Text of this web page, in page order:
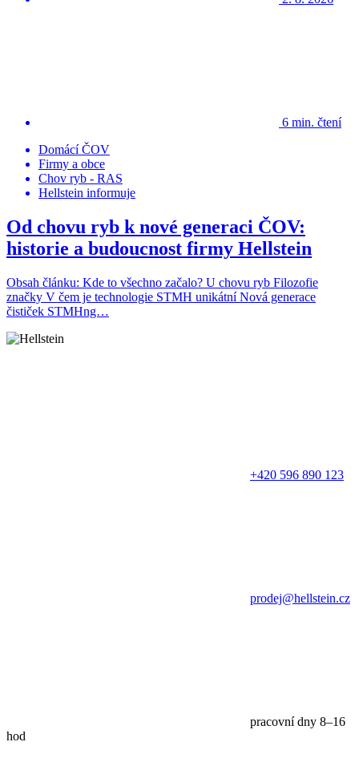
6 min. čtení
Domácí ČOV
Firmy a obce
Chov ryb - RAS
Hellstein informuje
Od chovu ryb k nové generaci ČOV:
historie a budoucnost firmy Hellstein
Obsah článku: Kde to všechno začalo? U chovu ryb Filozofie
značky V čem je technologie STMH unikátní Nová generace
čističek STMHng…
+420 596 890 123
prodej@hellstein.cz
pracovní dny 8–16
hod